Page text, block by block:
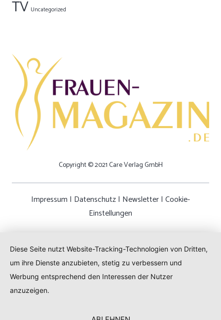
TV Uncategorized
Copyright © 2021 Care Verlag GmbH
Impressum | Datenschutz| Newsletter| Cookie-
Einstellungen
Diese Seite nutzt Website-Tracking-Technologien von Dritten,
um ihre Dienste anzubieten, stetig zu verbessern und
Werbung entsprechend den Interessen der Nutzer
anzuzeigen.